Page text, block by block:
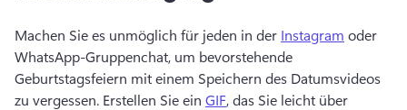
Machen Sie es unmöglich für jeden in der Instagram oder
WhatsApp-Gruppenchat, um bevorstehende
Geburtstagsfeiern mit einem Speichern des Datumsvideos
zu vergessen. Erstellen Sie ein GIF, das Sie leicht über